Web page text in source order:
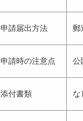
申請届出方法 郵
申請時の注意点 公
添付書類 な